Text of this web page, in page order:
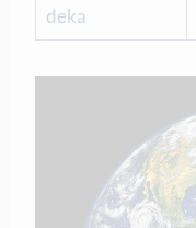
deka